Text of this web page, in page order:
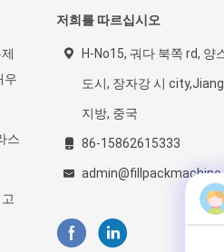
우
스
저희를 따르십시오
H-No15, 궈다 북쪽 rd, 양
도시, 장자강 시
지방, 중국
86-15862615333